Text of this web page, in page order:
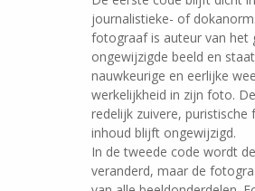
journalistieke- of
fotograaf is auteur van het
ongewijzigde beeld en
nauwkeurige en eerlijke
werkelijkheid in zijn foto.
redelijk zuivere,
inhoud blijft ongewijzigd.
In de tweede code wordt
veranderd, maar de